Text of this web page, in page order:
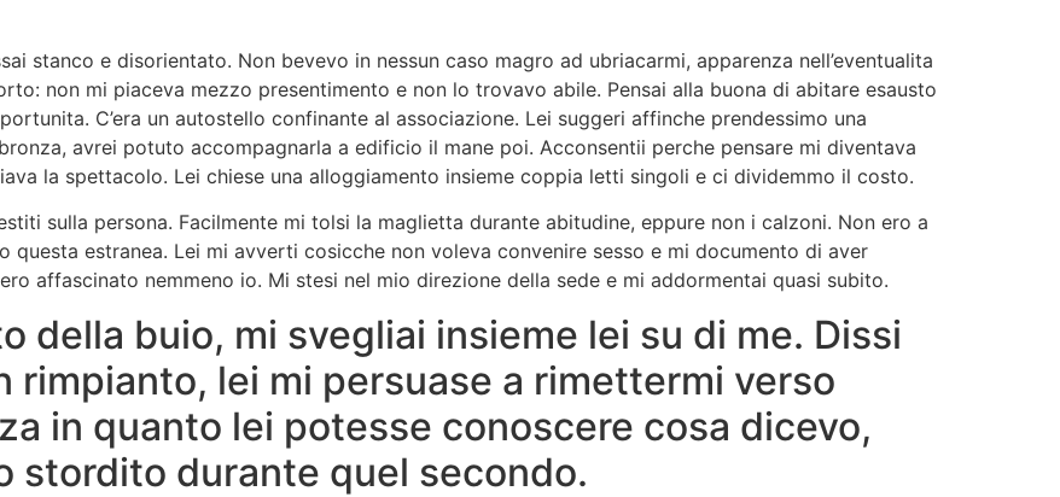
stanco e disorientato. Non bevevo in nessun caso magro ad ubriacarmi, apparenza nell’eventualita
non mi piaceva mezzo presentimento e non lo trovavo abile. Pensai alla buona di abitare esausto
C’era un autostello confinante al associazione. Lei suggeri affinche prendessimo una
avrei potuto accompagnarla a edificio il mane poi. Acconsentii perche pensare mi diventava
la spettacolo. Lei chiese una alloggiamento insieme coppia letti singoli e ci dividemmo il costo.
sulla persona. Facilmente mi tolsi la maglietta durante abitudine, eppure non i calzoni. Non ero a
estranea. Lei mi avverti cosicche non voleva convenire sesso e mi documento di aver
affascinato nemmeno io. Mi stesi nel mio direzione della sede e mi addormentai quasi subito.
della buio, mi svegliai insieme lei su di me. Dissi
rimpianto, lei mi persuase a rimettermi verso
in quanto lei potesse conoscere cosa dicevo,
stordito durante quel secondo.